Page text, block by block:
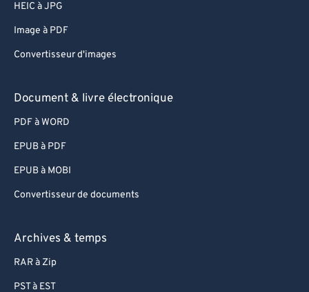
HEIC à JPG
Image à PDF
Convertisseur d'images
Document & livre électronique
PDF à WORD
EPUB à PDF
EPUB à MOBI
Convertisseur de documents
Archives & temps
RAR à Zip
PST à EST